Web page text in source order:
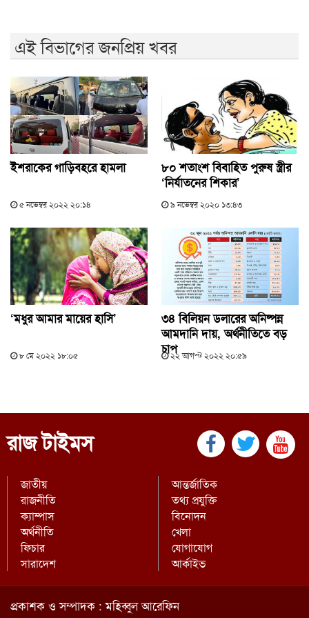
এই বিভাগের জনপ্রিয় খবর
ইশরাকের গাড়িবহরে হামলা
৫ নভেম্বর ২০২২ ২০:১৪
৮০ শতাংশ বিবাহিত পুরুষ স্ত্রীর
‘নির্যাতনের শিকার’
৯ নভেম্বর ২০২০ ১৩:৪৩
‘মধুর আমার মায়ের হাসি’
৮ মে ২০২২ ১৮:০৫
৩৪ বিলিয়ন ডলারের অনিষ্পন্ন
আমদানি দায়, অর্থনীতিতে বড়
চাপ২২ আগস্ট ২০২২ ২০:৫৯
রাজ টাইমস
জাতীয়
রাজনীতি
আন্তর্জাতিক
তথ্য প্রযুক্তি
ক্যাম্পাস
অর্থনীতি
বিনোদন
খেলা
ফিচার
সারাদেশ
যোগাযোগ
আর্কাইভ
প্রকাশক ও সম্পাদক : মহিব্বুল আরেফিন